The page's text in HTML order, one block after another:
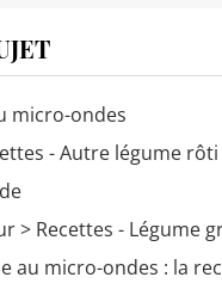
micro-ondes
- Autre légume
> Recettes - Légume
au micro-ondes : la